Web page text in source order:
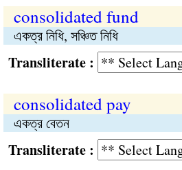
consolidated fund
একত্র নিধি, সঞ্চিত নিধি
:
consolidated pay
একত্র বেতন
: